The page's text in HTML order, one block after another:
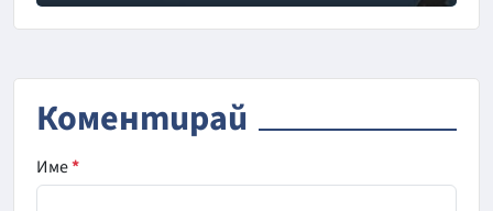
Коментирай
Име*